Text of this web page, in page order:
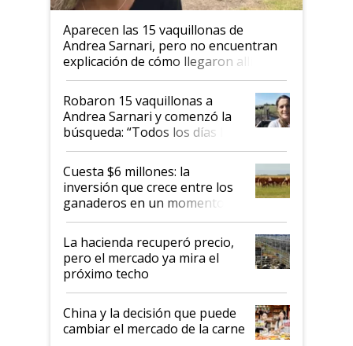
Aparecen las 15 vaquillonas de
Andrea Sarnari, pero no encuentran
explicación de cómo llegaron allí
Robaron 15 vaquillonas a
Andrea Sarnari y comenzó la
búsqueda: “Todos los días le
toca a algún productor”
Cuesta $6 millones: la
inversión que crece entre los
ganaderos en un momento
histórico para la actividad
La hacienda recuperó precio,
pero el mercado ya mira el
próximo techo
China y la decisión que puede
cambiar el mercado de la carne